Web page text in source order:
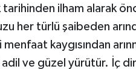
ilham alarak
her türlü şaibeden
kaygısından
adil ve güzel yürütür. İç